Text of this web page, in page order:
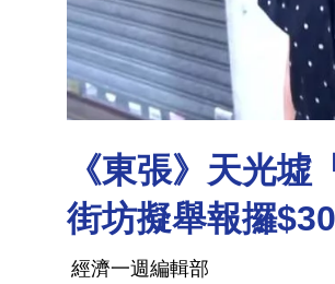
《東張》天光
街坊擬舉報攞
經濟一週編輯部